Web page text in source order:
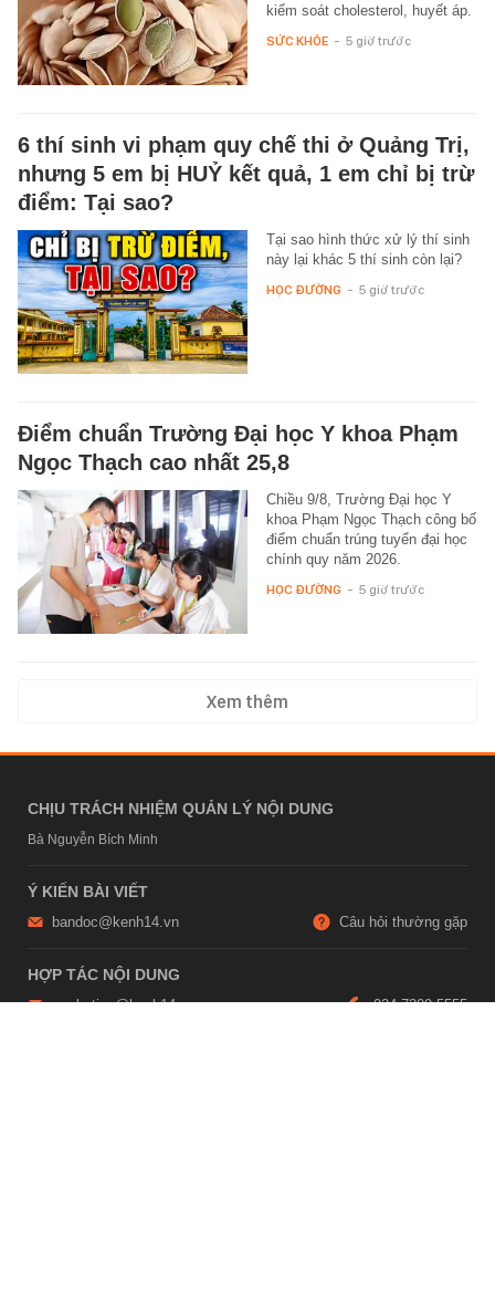
kiểm soát cholesterol, huyết áp.
SỨC KHỎE - 5 giờ trước
6 thí sinh vi phạm quy chế thi ở Quảng Trị,
nhưng 5 em bị HUỶ kết quả, 1 em chỉ bị trừ
điểm: Tại sao?
Tại sao hình thức xử lý thí sinh
này lại khác 5 thí sinh còn lại?
HỌC ĐƯỜNG - 5 giờ trước
Điểm chuẩn Trường Đại học Y khoa Phạm
Ngọc Thạch cao nhất 25,8
Chiều 9/8, Trường Đại học Y
khoa Phạm Ngọc Thạch công bố
điểm chuẩn trúng tuyển đại học
chính quy năm 2026.
HỌC ĐƯỜNG - 5 giờ trước
Xem thêm
CHỊU TRÁCH NHIỆM QUẢN LÝ NỘI DUNG
Bà Nguyễn Bích Minh
Ý KIẾN BÀI VIẾT
bandoc@kenh14.vn Câu hỏi thường gặp
HỢP TÁC NỘI DUNG
marketing@kenh14.vn 024 7309 5555